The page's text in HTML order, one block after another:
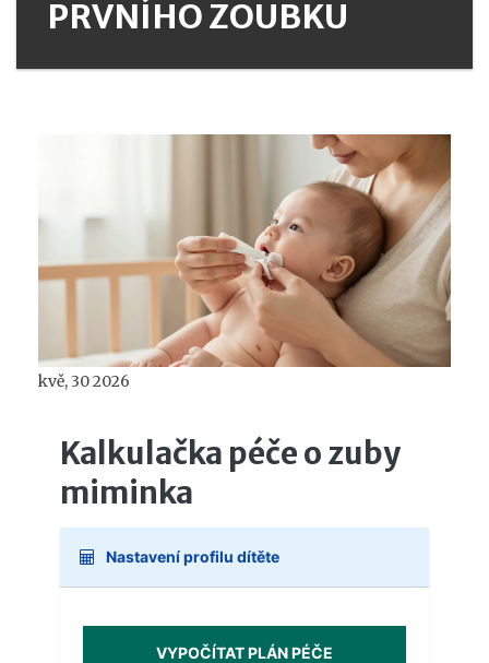
PRVNÍHO ZOUBKU
kvě, 30 2026
Kalkulačka péče o zuby
miminka
Nastavení profilu dítěte
VYPOČÍTAT PLÁN PÉČE